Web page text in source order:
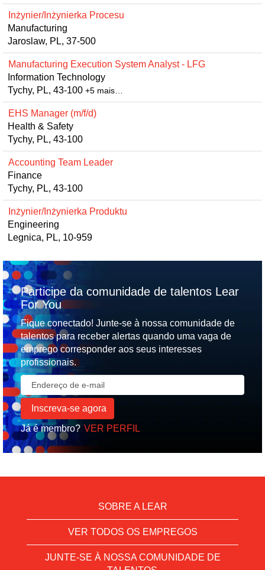
Inżynier/Inżynierka Procesu
Manufacturing
Jaroslaw, PL, 37-500
Manufacturing Execution System Analyst - LFG
Information Technology
Tychy, PL, 43-100 +5 mais…
EHS Manager (m/f/d)
Health & Safety
Tychy, PL, 43-100
Accounting Team Leader
Finance
Tychy, PL, 43-100
Inżynier/Inżynierka Produktu
Engineering
Legnica, PL, 10-959
Participe da comunidade de talentos Lear
For You
Fique conectado! Junte-se à nossa comunidade de
talentos para receber alertas quando uma vaga de
emprego corresponder aos seus interesses
profissionais.
Já é membro? VER PERFIL
SOBRE A LEAR
VER TODOS OS EMPREGOS
JUNTE-SE À NOSSA COMUNIDADE DE